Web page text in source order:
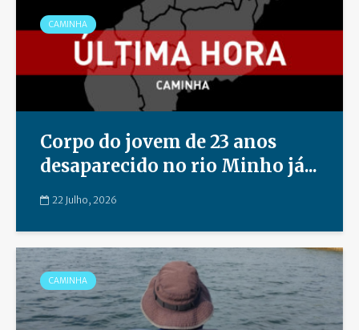
CAMINHA
Corpo do jovem de 23 anos
desaparecido no rio Minho já...
22 Julho, 2026
CAMINHA